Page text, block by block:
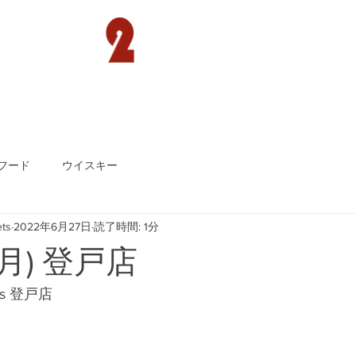
ード ウイスキー
) 登戸店
2022年6月27日 読了時間: 1分
登戸店